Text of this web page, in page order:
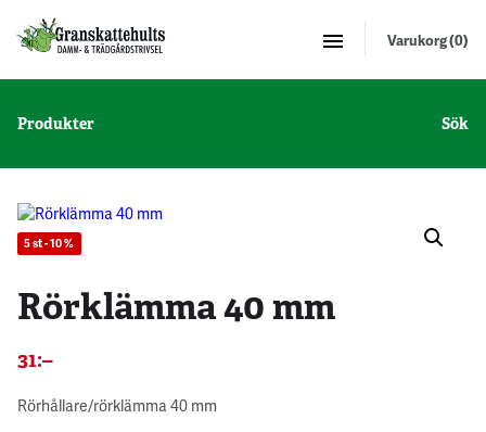
Varukorg (0)
Produkter Sök
5 st - 10 %
Rörklämma 40 mm
31:–
Rörhållare/rörklämma 40 mm